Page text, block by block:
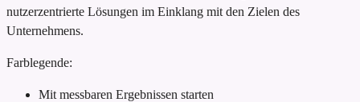
nutzerzentrierte Lösungen im Einklang mit den Zielen des
Unternehmens.
Farblegende:
Mit messbaren Ergebnissen starten